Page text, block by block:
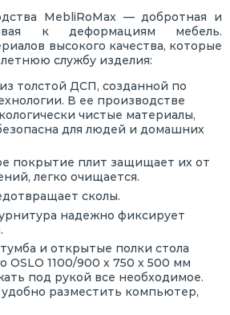
MebliRoMax — добротная и
к деформациям мебель.
высокого качества, которые
службу изделия:
толстой ДСП, созданной по
В ее производстве
чистые материалы,
для людей и домашних
покрытие плит защищает их от
легко очищается.
сколы.
надежно фиксирует
и открытые полки стола
OSLO 1100/900 х 750 х 500 мм
под рукой все необходимое.
разместить компьютер,